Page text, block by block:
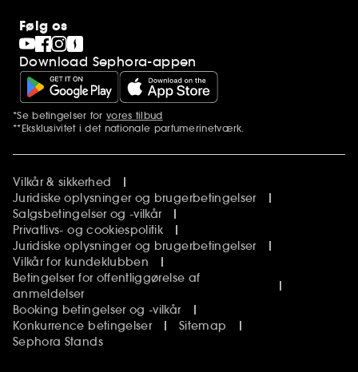
Følg os
Download Sephora-appen
Yderligere bemærkninger
*Se betingelser for vores tilbud
**Eksklusivitet i det nationale parfumerinetværk.
Vilkår & sikkerhed
Juridiske oplysninger og brugerbetingelser
Salgsbetingelser og -vilkår
Privatlivs- og cookiespolitik
Juridiske oplysninger og brugerbetingelser
Vilkår for kundeklubben
Betingelser for offentliggørelse af
anmeldelser
Booking betingelser og -vilkår
Konkurrence betingelser
Sitemap
Sephora Stands